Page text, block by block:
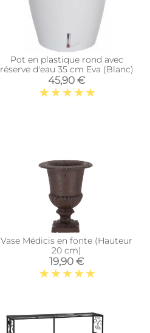
Pot en plastique rond avec
réserve d'eau 35 cm Eva (Blanc)
45,90 €
Vase Médicis en fonte (Hauteur
20 cm)
19,90 €